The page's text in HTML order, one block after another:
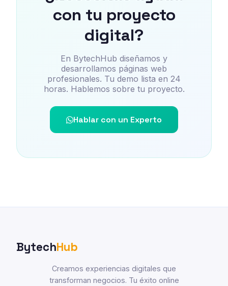
con tu proyecto
digital?
En BytechHub diseñamos y
desarrollamos páginas web
profesionales. Tu demo lista en 24
horas. Hablemos sobre tu proyecto.
Hablar con un Experto
BytechHub
Creamos experiencias digitales que
transforman negocios. Tu éxito online